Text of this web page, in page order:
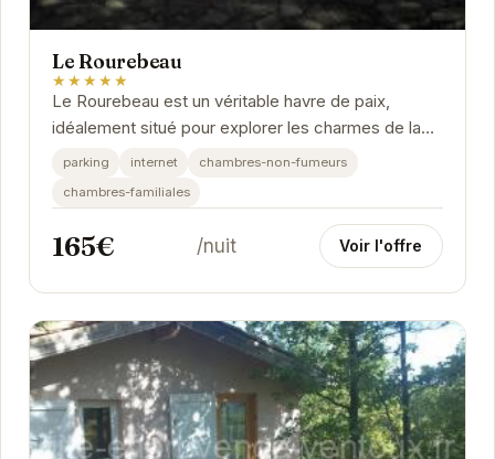
Le Rourebeau
★★★★★
Le Rourebeau est un véritable havre de paix,
idéalement situé pour explorer les charmes de la
Drôme provençale. Son atmosphère chaleureuse
parking internet
chambres-non-fumeurs
chambres-familiales
165€ /nuit Voir l'offre